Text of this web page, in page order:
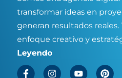
transformar ideas en
generan resultados reales.
enfoque creativo y
Leyendo